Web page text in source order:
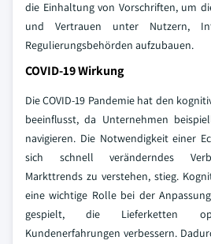
die Einhaltung von Vorschriften, um
und Vertrauen unter Nutzern,
Regulierungsbehörden aufzubauen.
COVID-19 Wirkung
Die COVID-19 Pandemie hat den
beeinflusst, da Unternehmen
navigieren. Die Notwendigkeit einer
sich schnell veränderndes
Markttrends zu verstehen, stieg.
eine wichtige Rolle bei der
gespielt, die Lieferketten
Kundenerfahrungen verbessern.